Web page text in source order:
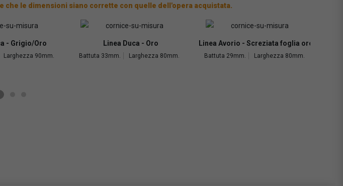
che le dimensioni siano corrette con quelle dell'opera acquistata.